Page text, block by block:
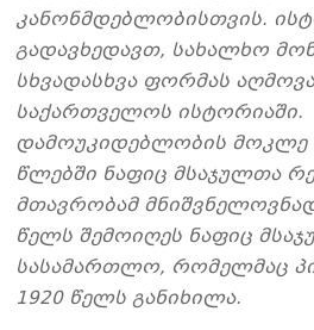
კანონმდებლობისთვის.
გადავხედავთ, სახალხო
სხვადასხვა ფორმას
საქართველოს ისტორიაში.
დამოუკიდებლობის მოკლე
წლებში ნაფიც მსაჯულთა
მთავრობამ
წელს შემოიღეს ნაფიც
სასამართლო, რომელმაც
1920 წელს განიხილა.